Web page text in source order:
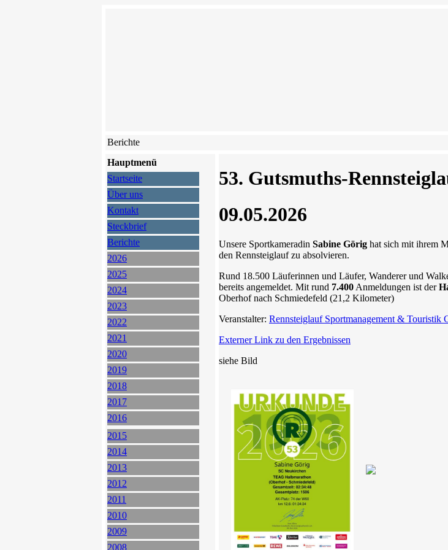
Berichte
Hauptmenü
Startseite
Über uns
Kontakt
Steckbrief
Berichte
2026
2025
2024
2023
2022
2021
2020
2019
2018
2017
2016
2015
2014
2013
2012
2011
2010
2009
2008
53. Gutsmuths-
09.05.2026
Unsere Sportkameradin Sabine Görig hat sich mit ihrem
den Rennsteiglauf zu absolvieren.
Rund 18.500 Läuferinnen und Läufer, Wanderer und
bereits angemeldet. Mit rund 7.400 Anmeldungen ist der
Oberhof nach Schmiedefeld (21,2 Kilometer)
Veranstalter: Rennsteiglauf Sportmanagement & Touristik
Externer Link zu den Ergebnissen
siehe Bild